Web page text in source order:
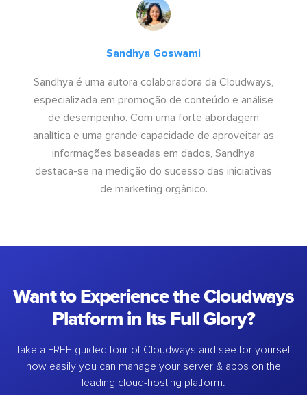
Sandhya Goswami
Sandhya é uma autora colaboradora da Cloudways,
especializada em promoção de conteúdo e análise
de desempenho. Com uma forte abordagem
analítica e uma grande capacidade de aproveitar as
informações baseadas em dados, Sandhya
destaca-se na medição do sucesso das iniciativas
de marketing orgânico.
Want to Experience the Cloudways
Platform in Its Full Glory?
Take a FREE guided tour of Cloudways and see for yourself
how easily you can manage your server & apps on the
leading cloud-hosting platform.